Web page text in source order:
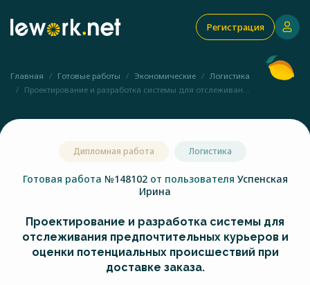
Регистрация
Главная Готовые работы Экономические
Логистика
Проектирование и разработка системы для отслеживан...
Дипломная работа Логистика
Готовая работа №148102 от пользователя Успенская
Ирина
Проектирование и разработка системы для
отслеживания предпочтительных курьеров и
оценки потенциальных происшествий при
доставке заказа.